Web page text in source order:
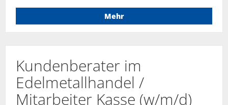
Mehr
Kundenberater im
Edelmetallhandel /
Mitarbeiter Kasse (w/m/d)